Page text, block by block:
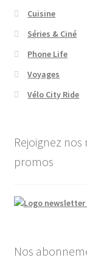
Cuisine
Séries & Ciné
Phone Life
Voyages
Vélo City Ride
Rejoignez
promos
Nos